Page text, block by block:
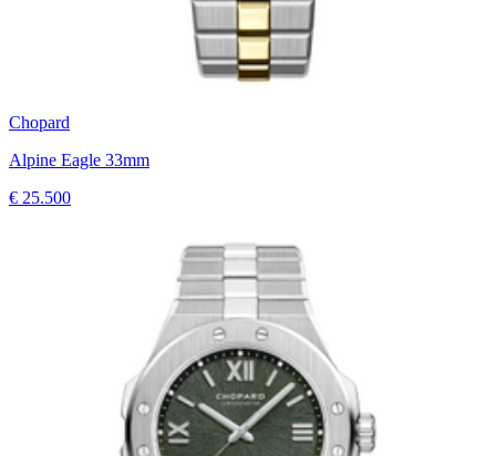
Chopard
Alpine Eagle 33mm
€ 25.500